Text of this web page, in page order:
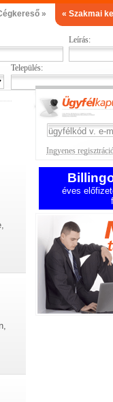
» « Szakmai
Leírás:
Település:
Ingyenes
éves